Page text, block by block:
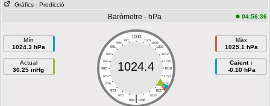
Gràfics - Predicció
Baròmetre - hPa 04:56:36
Mín
1024.3 hPa
Actual
30.25 inHg
1000
997 1003
994
1006
991
1009
988
1012
985
1015
982
1018
979
1021
976
1024
973
1027
970
1030
|
964 1036
1024.4
Màx
1025.1 hPa
Caient ↓
-0.10 hPa